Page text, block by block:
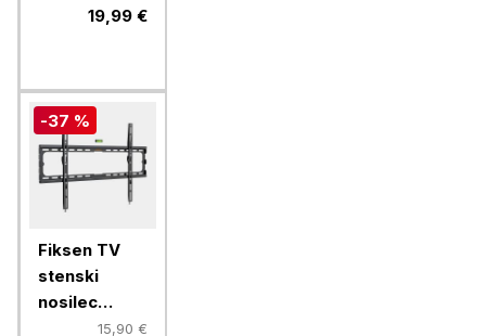
MANHATTAN,
tanek
19,99 €
-37 %
Fiksen TV
stenski
nosilec
VonHaus 37-
15,90 €